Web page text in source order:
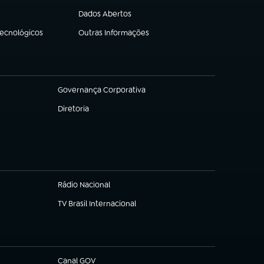
Dados Abertos
(abre em nova aba)
Outras Informações
(abre em nova aba)
Governança Corporativa
(abre em nova aba)
Diretoria
(abre em nova aba)
Rádio Nacional
TV Brasil Internacional
(abre em nova aba)
Canal GOV